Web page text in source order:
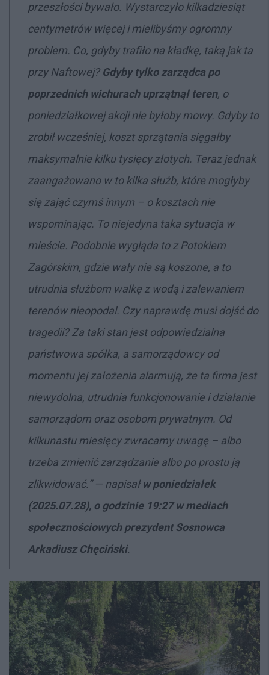
przeszłości bywało. Wystarczyło kilkadziesiąt
centymetrów więcej i mielibyśmy ogromny
problem. Co, gdyby trafiło na kładkę, taką jak ta
przy Naftowej? Gdyby tylko zarządca po
poprzednich wichurach uprzątnął teren, o
poniedziałkowej akcji nie byłoby mowy. Gdyby to
zrobił wcześniej, koszt sprzątania sięgałby
maksymalnie kilku tysięcy złotych. Teraz jednak
zaangażowano w to kilka służb, które mogłyby
się zająć czymś innym – o kosztach nie
wspominając. To niejedyna taka sytuacja w
mieście. Podobnie wygląda to z Potokiem
Zagórskim, gdzie wały nie są koszone, a to
utrudnia służbom walkę z wodą i zalewaniem
terenów nieopodal. Czy naprawdę musi dojść do
tragedii? Za taki stan jest odpowiedzialna
państwowa spółka, a samorządowcy od
momentu jej założenia alarmują, że ta firma jest
niewydolna, utrudnia funkcjonowanie i działanie
samorządom oraz osobom prywatnym. Od
kilkunastu miesięcy zwracamy uwagę – albo
trzeba zmienić zarządzanie albo po prostu ją
zlikwidować.” — napisał w poniedziałek
(2025.07.28), o godzinie 19:27 w mediach
społecznościowych prezydent Sosnowca
Arkadiusz Chęciński.